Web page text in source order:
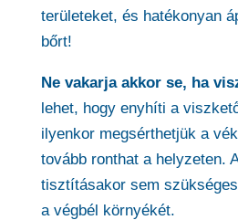
területeket, és hatékonyan
bőrt!
Ne vakarja akkor se, ha
lehet, hogy enyhíti a
ilyenkor megsérthetjük a
tovább ronthat a helyzeten.
tisztításakor sem
a végbél környékét.